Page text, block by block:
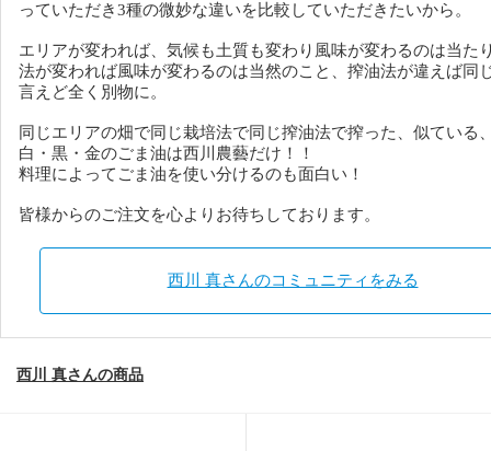
っていただき3種の微妙な違いを比較していただきたいから。
エリアが変われば、気候も土質も変わり風味が変わるのは当た
法が変われば風味が変わるのは当然のこと、搾油法が違えば同
言えど全く別物に。
同じエリアの畑で同じ栽培法で同じ搾油法で搾った、似ている
白・黒・金のごま油は西川農藝だけ！！
料理によってごま油を使い分けるのも面白い！
皆様からのご注文を心よりお待ちしております。
西川 真さんのコミュニティをみる
西川 真さんの商品